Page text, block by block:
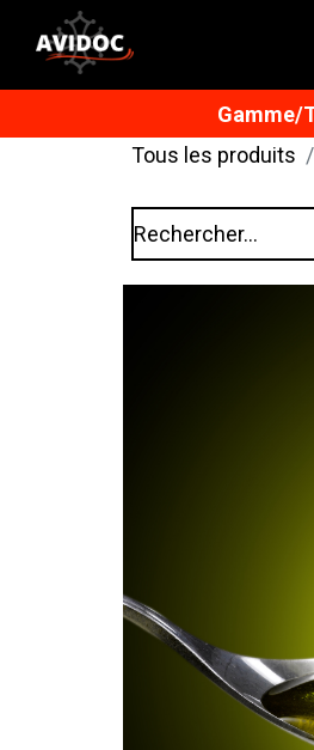
Gamme/
Tous les produits